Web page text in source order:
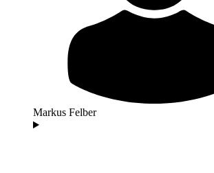
Markus Felber